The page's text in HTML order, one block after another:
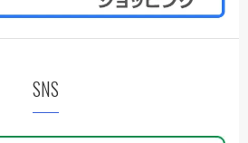
SNS